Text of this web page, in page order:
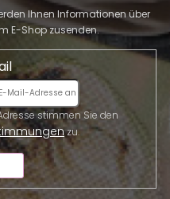
Ihnen Informationen über
E-Shop zusenden.
zu.